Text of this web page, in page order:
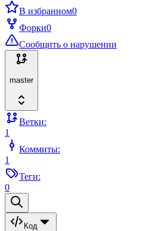
В избранном0
Форки0
Сообщить о нарушении
master
Ветки:
1
Коммиты:
1
Теги:
0
Код